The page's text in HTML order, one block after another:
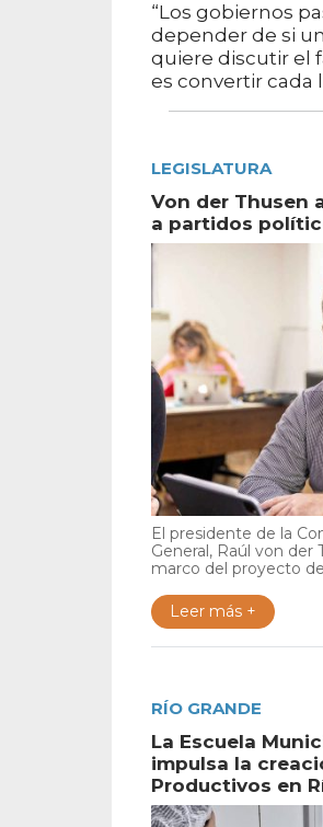
“Los gobiernos
depender de si
quiere discutir el
es convertir cada
LEGISLATURA
Von der Thusen
a partidos
El presidente de la
General, Raúl von der
marco del proyecto
Leer más +
RÍO GRANDE
La Escuela
impulsa la
Productivos en